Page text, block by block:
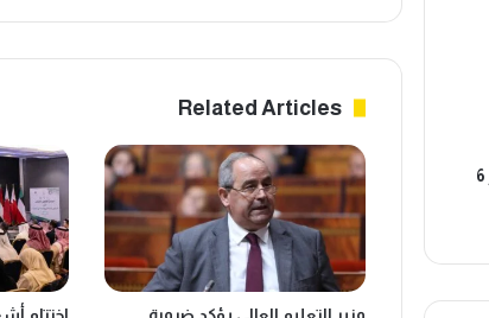
أ
ا
ن
ي
ر
ف
ر
Related Articles
2025 برقم معاملات يتجاوز 6